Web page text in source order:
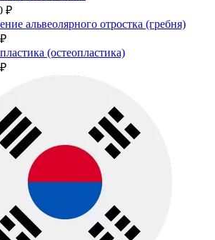
₽
альвеолярного отростка (гребня)
₽
(остеопластика)
₽